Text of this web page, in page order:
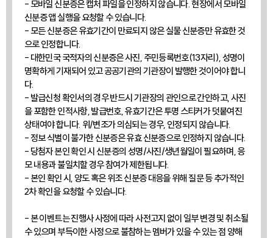
- 모바일 신분증은 캡처 파일을 인정하지 않습니다. 현장에서 모바일
신분증 앱 실행을 요청할 수 있습니다.
- 모든 신분증은 유효기간이 만료되지 않은 실물 신분증만 유효한 것
으로 인정합니다.
- 대한민국 국적자의 신분증은 사진, 주민등록번호(13자리), 성명이
명확하게 기재되어 있고 공공기관의 기관장이 발행한 것이어야 합니
다.
- 발급신청 확인서의 경우 반드시 기관장의 관인으로 간인하고, 사진
을 포함한 인적사항, 발급번호, 유효기간은 투명 스티커가 덧붙여진
상태여야 합니다. 위/변조가 의심되는 경우, 인정되지 않습니다.
- 정보 식별이 불가한 신분증은 유효 신분증으로 인정하지 않습니다.
- 당첨자 본인 확인 시 신분증의 성명/사진/생년월일이 필요하며, 응
모 내용과 불일치할 경우 참여가 제한됩니다.
- 본인 확인 시, 양도 혹은 위조 신분증 대응을 위해 질문 등 추가적인
2차 확인을 요청할 수 있습니다.
- 본 이벤트는 진행사 사정에 따라 사전고지 없이 일부 변경 및 취소될
수 있으며 부득이한 사정으로 불참하는 멤버가 있을 수 있는 점 양해